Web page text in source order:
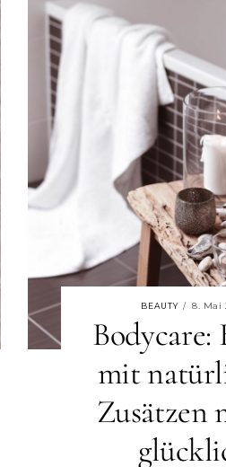
BEAUTY / 8. Mai
Bodycare:
mit
Zusätzen